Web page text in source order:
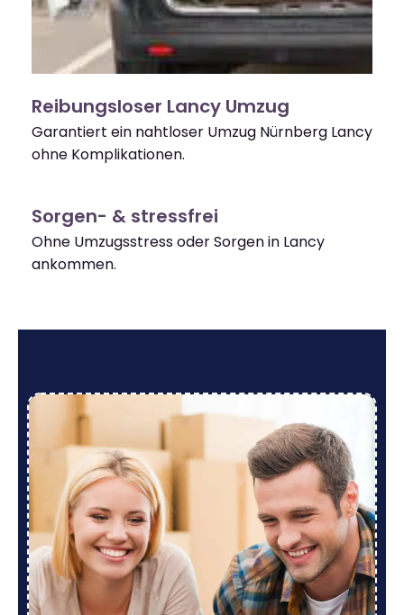
Reibungsloser Lancy Umzug
Garantiert ein nahtloser Umzug Nürnberg Lancy
ohne Komplikationen.
Sorgen- & stressfrei
Ohne Umzugsstress oder Sorgen in Lancy
ankommen.